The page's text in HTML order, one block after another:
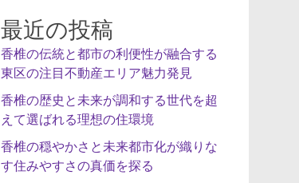
最近の投稿
香椎の伝統と都市の利便性が融合する
東区の注目不動産エリア魅力発見
香椎の歴史と未来が調和する世代を超
えて選ばれる理想の住環境
香椎の穏やかさと未来都市化が織りな
す住みやすさの真価を探る